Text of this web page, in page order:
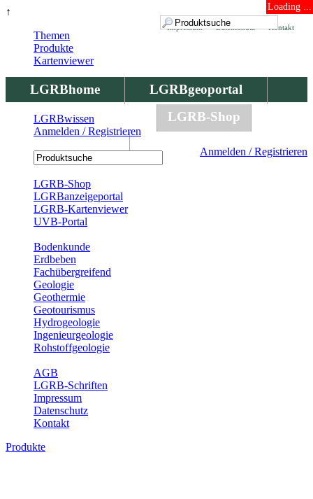
↑ Loading ...
Kontakt
Datenschutz
Impressum
LGRBhome
LGRBgeoportal
LGRBbohrungen
LGRB-Shop
Anmelden / Registrieren
Themen
Produkte
Kartenviewer
LGRBwissen
Anmelden / Registrieren
LGRB-Shop
LGRBanzeigeportal
LGRB-Kartenviewer
UVB-Portal
Bodenkunde
Erdbeben
Fachübergreifend
Geologie
Geothermie
Geotourismus
Hydrogeologie
Ingenieurgeologie
Rohstoffgeologie
AGB
LGRB-Schriften
Impressum
Datenschutz
Kontakt
Produkte